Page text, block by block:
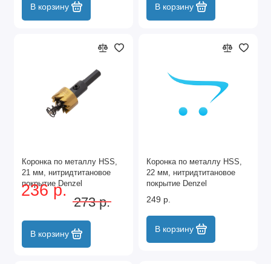
В корзину В корзину
Коронка по металлу HSS,
21 мм, нитридтитановое
покрытие Denzel
236 р.
273 р.
В корзину
Коронка по металлу HSS,
22 мм, нитридтитановое
покрытие Denzel
249 р.
В корзину